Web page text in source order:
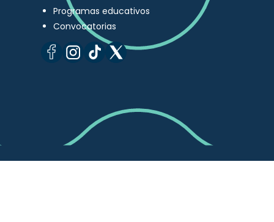
Programas educativos
Convocatorias